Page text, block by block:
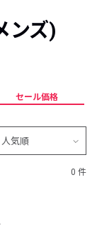
ンズ)
セール価格
人気順
0 件